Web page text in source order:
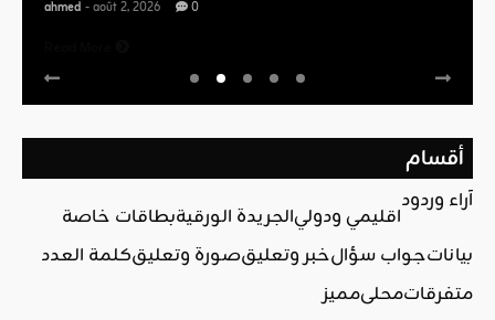
ahmed - août 2, 2026 0
أقسام
آراء وردود
اقليمي ودوليالجريدة الورقيةبطاقات خاصة
بياناتجواب سؤالخبر وتعليقصورة وتعليقكلمة العدد
متفرقاتمحليمميز